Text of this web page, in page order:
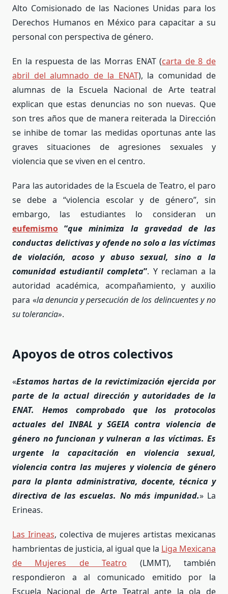
Alto Comisionado de las Naciones Unidas para los
Derechos Humanos en México para capacitar a su
personal con perspectiva de género.
En la respuesta de las Morras ENAT (carta de 8 de
abril del alumnado de la ENAT), la comunidad de
alumnas de la Escuela Nacional de Arte teatral
explican que estas denuncias no son nuevas. Que
son tres años que de manera reiterada la Dirección
se inhibe de tomar las medidas oportunas ante las
graves situaciones de agresiones sexuales y
violencia que se viven en el centro.
Para las autoridades de la Escuela de Teatro, el paro
se debe a “violencia escolar y de género”, sin
embargo, las estudiantes lo consideran un
eufemismo “que minimiza la gravedad de las
conductas delictivas y ofende no solo a las víctimas
de violación, acoso y abuso sexual, sino a la
comunidad estudiantil completa”. Y reclaman a la
autoridad académica, acompañamiento, y auxilio
para «la denuncia y persecución de los delincuentes y no
su tolerancia».
Apoyos de otros colectivos
«Estamos hartas de la revictimización ejercida por
parte de la actual dirección y autoridades de la
ENAT. Hemos comprobado que los protocolos
actuales del INBAL y SGEIA contra violencia de
género no funcionan y vulneran a las víctimas. Es
urgente la capacitación en violencia sexual,
violencia contra las mujeres y violencia de género
para la planta administrativa, docente, técnica y
directiva de las escuelas. No más impunidad.» La
Erineas.
Las Irineas, colectiva de mujeres artistas mexicanas
hambrientas de justicia, al igual que la Liga Mexicana
de Mujeres de Teatro (LMMT), también
respondieron a al comunicado emitido por la
Escuela Nacional de Arte Teatral ante la ola de